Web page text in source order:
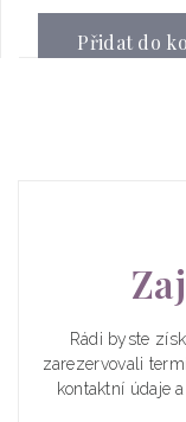
Přidat do
Rádi byste
zarezervovali
kontaktní údaje